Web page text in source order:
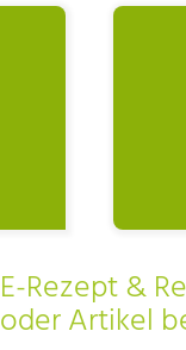
E-Rezept &
oder Artikel